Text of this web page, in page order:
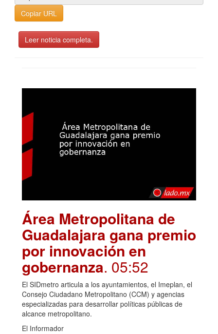
Copiar URL
Leer noticia completa.
Área Metropolitana de
Guadalajara gana premio
por innovación en
gobernanza. 05:52
El SIDmetro articula a los ayuntamientos, el Imeplan, el
Consejo Ciudadano Metropolitano (CCM) y agencias
especializadas para desarrollar políticas públicas de
alcance metropolitano.
El Informador